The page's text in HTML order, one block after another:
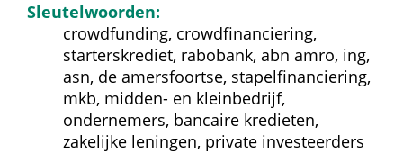
Sleutelwoorden:
crowdfunding, crowdfinanciering,
starterskrediet, rabobank, abn amro, ing,
asn, de amersfoortse, stapelfinanciering,
mkb, midden- en kleinbedrijf,
ondernemers, bancaire kredieten,
zakelijke leningen, private investeerders